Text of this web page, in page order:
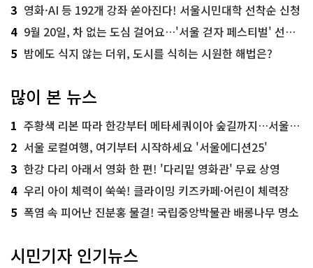
3 영화·AI 등 192개 강좌 쏟아진다! 서울시민대학 선착순 신청
4 9월 20일, 차 없는 도심 걸어요…'서울 걷자 페스티벌' 선착순 5천명
5 밤에도 식지 않는 더위, 도시를 식히는 시원한 해법은?
많이 본 뉴스
1 주황색 리본 따라 한강부터 메타세쿼이아 숲길까지…서울둘레길 15코스
2 서울 로컬여행, 여기부터 시작하세요 '서울에디션25'
3 한강 다리 아래서 영화 한 편! '다리밑 영화관' 무료 상영
4 우리 아이 체력이 쑥쑥! 클라이밍 키즈카페·어린이 체력장
5 폭염 속 피어난 진분홍 물결! 국립중앙박물관 배롱나무 명소
시민기자 인기뉴스